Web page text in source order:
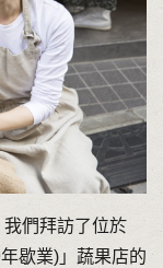
們拜訪了位於
歇業)」蔬果店的